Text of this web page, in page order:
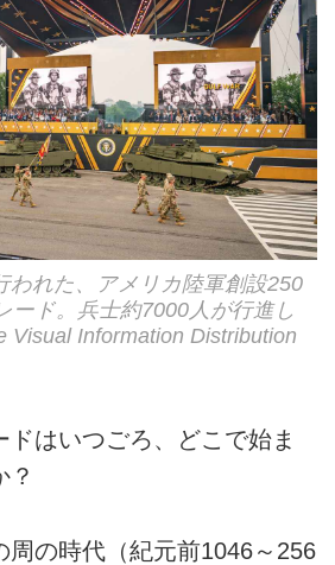
われた、アメリカ陸軍創設250
ード。兵士約7000人が行進し
Information Distribution
ドはいつごろ、どこで始ま
？
周の時代（紀元前1046～256